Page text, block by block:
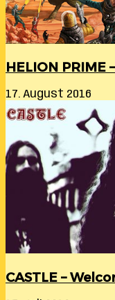
HELION PRIME
17. August 2016
CASTLE –